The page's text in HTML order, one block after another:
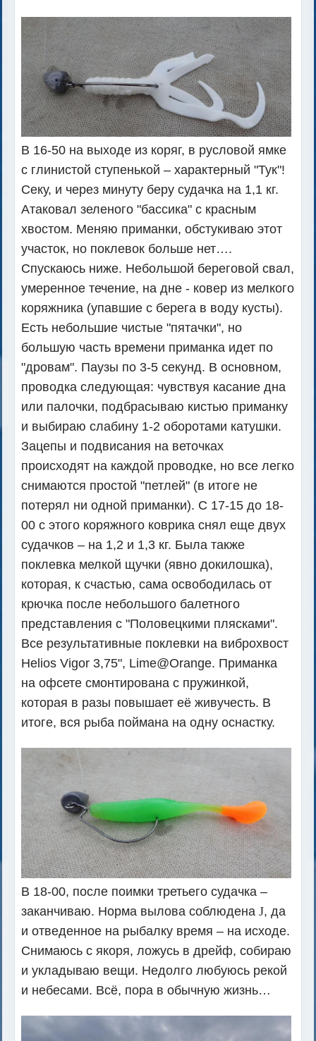
В 16-50 на выходе из коряг, в русловой ямке
с глинистой ступенькой – характерный "Тук"!
Секу, и через минуту беру судачка на 1,1 кг.
Атаковал зеленого "бассика" с красным
хвостом. Меняю приманки, обстукиваю этот
участок, но поклевок больше нет….
Спускаюсь ниже. Небольшой береговой свал,
умеренное течение, на дне - ковер из мелкого
коряжника (упавшие с берега в воду кусты).
Есть небольшие чистые "пятачки", но
большую часть времени приманка идет по
"дровам". Паузы по 3-5 секунд. В основном,
проводка следующая: чувствуя касание дна
или палочки, подбрасываю кистью приманку
и выбираю слабину 1-2 оборотами катушки.
Зацепы и подвисания на веточках
происходят на каждой проводке, но все легко
снимаются простой "петлей" (в итоге не
потерял ни одной приманки). С 17-15 до 18-
00 с этого коряжного коврика снял еще двух
судачков – на 1,2 и 1,3 кг. Была также
поклевка мелкой щучки (явно докилошка),
которая, к счастью, сама освободилась от
крючка после небольшого балетного
представления с "Половецкими плясками".
Все результативные поклевки на виброхвост
Helios Vigor 3,75", Lime@Orange. Приманка
на офсете смонтирована с пружинкой,
которая в разы повышает её живучесть. В
итоге, вся рыба поймана на одну оснастку.
В 18-00, после поимки третьего судачка –
заканчиваю. Норма вылова соблюденаJ, да
и отведенное на рыбалку время – на исходе.
Снимаюсь с якоря, ложусь в дрейф, собираю
и укладываю вещи. Недолго любуюсь рекой
и небесами. Всё, пора в обычную жизнь…